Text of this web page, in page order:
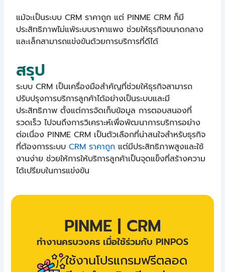
แม้จะเป็นระบบ CRM ราคาถูก แต่ PINME CRM ก็มี
ประสิทธิภาพไม่แพ้ระบบราคาแพง ช่วยให้ธุรกิจขนาดกลาง
และเล็กสามารถแข่งขันด้วยการบริการที่ดีได้
สรุป
ระบบ CRM เป็นเครื่องมือสำคัญที่ช่วยให้ธุรกิจสามารถ
ปรับปรุงการบริการลูกค้าได้อย่างเป็นระบบและมี
ประสิทธิภาพ ตั้งแต่การจัดเก็บข้อมูล การตอบสนองที่
รวดเร็ว ไปจนถึงการวิเคราะห์เพื่อพัฒนาการบริการอย่าง
ต่อเนื่อง PINME CRM เป็นตัวเลือกที่น่าสนใจสำหรับธุรกิจ
ที่ต้องการระบบCRM ราคาถูก แต่มีประสิทธิภาพสูงและใช้
งานง่าย ช่วยให้การให้บริการลูกค้าเป็นจุดแข็งที่สร้างความ
ได้เปรียบในการแข่งขัน
PINME | CRM
ทำงานครบวงคร เมื่อใช้ร่วมกับ PINPOS
ใช้งานโปรแกรมฟรีตลอด